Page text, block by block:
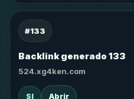
#133
Backlink generado 133
524.xg4ken.com
SI Abrir